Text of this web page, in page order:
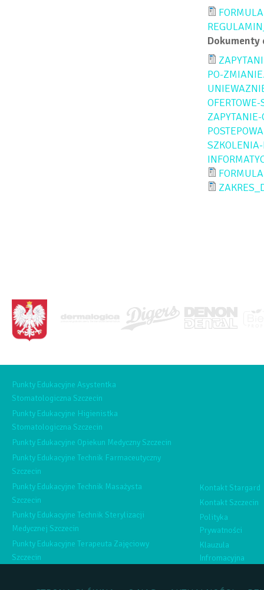
PO-
Punkty Edukacyjne Asystentka
Stomatologiczna Szczecin
Punkty Edukacyjne Higienistka
Stomatologiczna Szczecin
Punkty Edukacyjne Opiekun Medyczny Szczecin
Punkty Edukacyjne Technik Farmaceutyczny
Szczecin
Punkty Edukacyjne Technik Masażysta
Szczecin
Punkty Edukacyjne Technik Sterylizacji
Medycznej Szczecin
Punkty Edukacyjne Terapeuta Zajęciowy
Szczecin
Kontakt Stargard
Kontakt Szczecin
Polityka
Prywatności
Klauzula
Infromacyjna